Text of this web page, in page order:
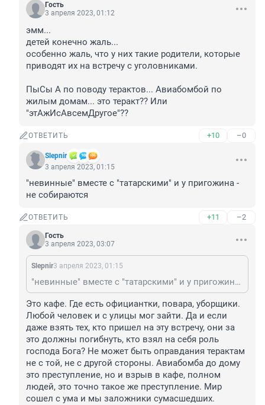
Гость
3 апреля 2023, 01:12
эмм...
детей конечно жаль...
особенно жаль, что у них такие родители, которые
приводят их на встречу с уголовниками.
ПыСы А по поводу терактов... Авиабомбой по
жилым домам... это теракт?? Или
"этАжИсАвсемДругое"??
ОТВЕТИТЬ +10 –0
Slepnir
3 апреля 2023, 01:15
"невинные" вместе с "татарскими" и у пригожина -
не собираются
ОТВЕТИТЬ +11 –2
Гость
3 апреля 2023, 03:07
Slepnir3 апреля 2023, 01:15
"невинные" вместе с "татарскими" и у пригожина - не собираются
Это кафе. Где есть официантки, повара, уборщики.
Любой человек и с улицы мог зайти. Да и если
даже взять тех, кто пришел на эту встречу, они за
это должны погибнуть, кто взял на себя роль
господа Бога? Не может быть оправдания терактам
не с той, не с другой стороны. Авиабомба до дому
это преступление, но и взрыв в кафе, полном
людей, это точно такое же преступление. Мир
сошел с ума и мы заложники сумасшедших.